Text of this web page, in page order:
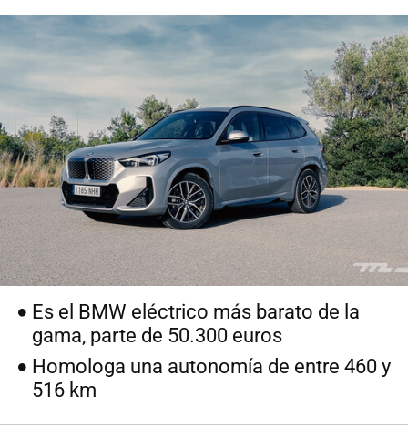
Es el BMW eléctrico más barato de la
gama, parte de 50.300 euros
Homologa una autonomía de entre 460 y
516 km